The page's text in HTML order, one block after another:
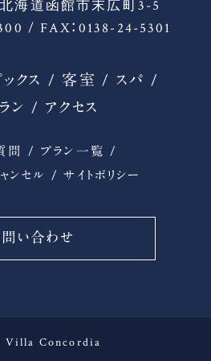
海道函館市末広町3-5
/ FAX：0138-24-5301
ックス 客室
スパ
ン
アクセス
問
プラン一覧
ンセル
サイトポリシー
い合わせ
Villa Concordia